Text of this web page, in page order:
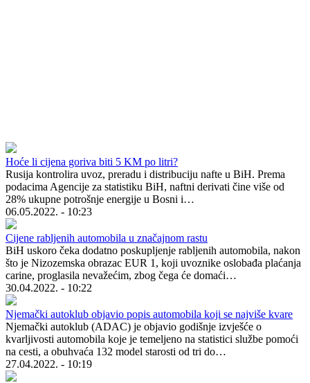
Hoće li cijena goriva biti 5 KM po litri?
Rusija kontrolira uvoz, preradu i distribuciju nafte u BiH. Prema
podacima Agencije za statistiku BiH, naftni derivati čine više od
28% ukupne potrošnje energije u Bosni i…
06.05.2022. - 10:23
Cijene rabljenih automobila u značajnom rastu
BiH uskoro čeka dodatno poskupljenje rabljenih automobila, nakon
što je Nizozemska obrazac EUR 1, koji uvoznike oslobađa plaćanja
carine, proglasila nevažećim, zbog čega će domaći…
30.04.2022. - 10:22
Njemački autoklub objavio popis automobila koji se najviše kvare
Njemački autoklub (ADAC) je objavio godišnje izvješće o
kvarljivosti automobila koje je temeljeno na statistici službe pomoći
na cesti, a obuhvaća 132 model starosti od tri do…
27.04.2022. - 10:19